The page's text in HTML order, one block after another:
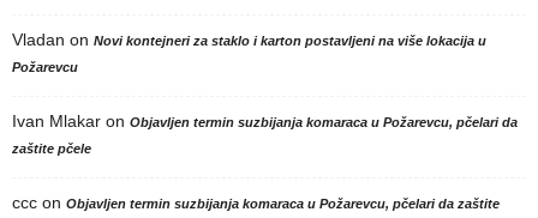
Vladan on Novi kontejneri za staklo i karton postavljeni na više lokacija u
Požarevcu
Ivan Mlakar on Objavljen termin suzbijanja komaraca u Požarevcu, pčelari da
zaštite pčele
ccc on Objavljen termin suzbijanja komaraca u Požarevcu, pčelari da zaštite